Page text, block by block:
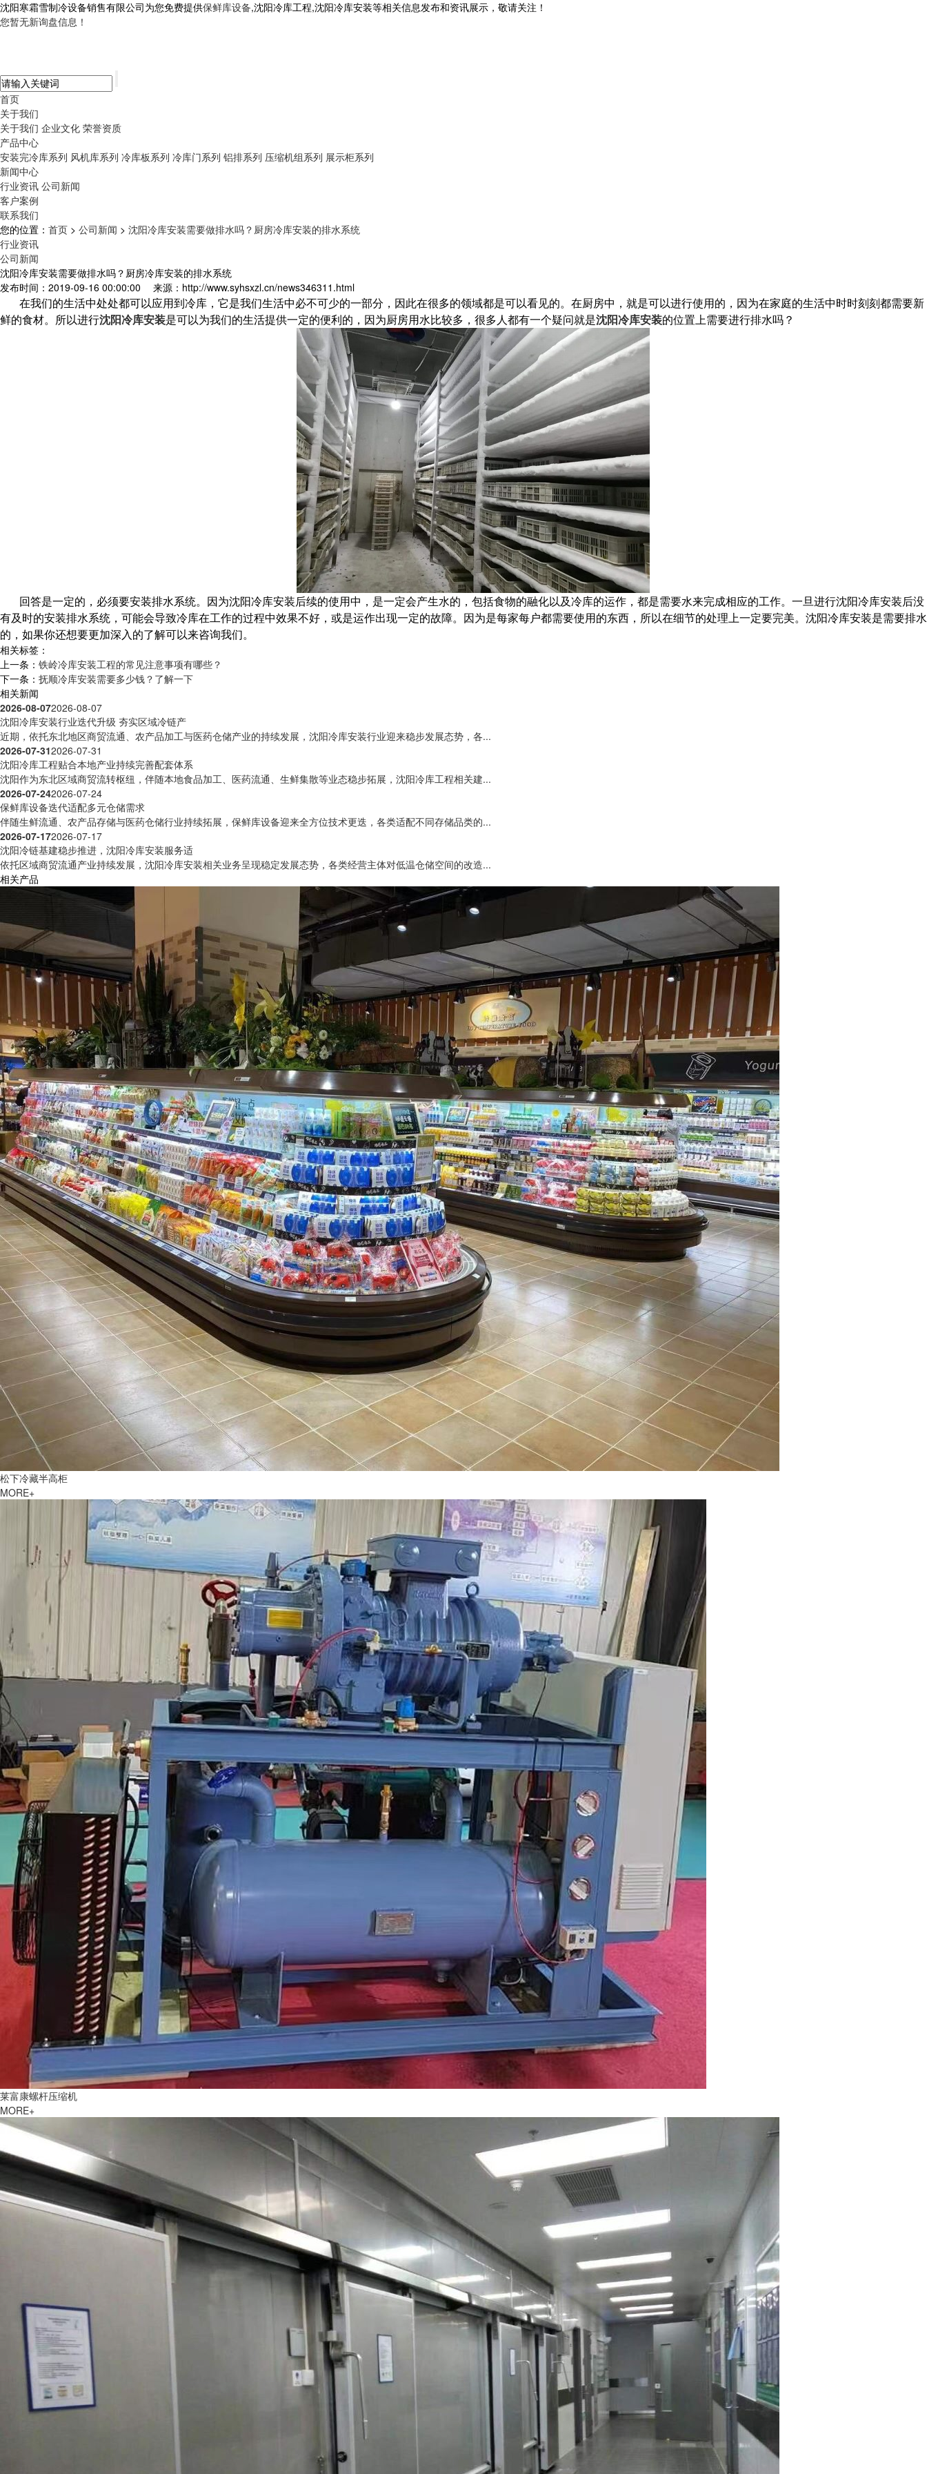
沈阳寒霜雪制冷设备销售有限公司为您免费提供保鲜库设备,沈阳冷库工程,沈阳冷库安装等相关信息发布和资讯展示，敬请关注！
您暂无新询盘信息！
首页
关于我们
关于我们 企业文化 荣誉资质
产品中心
安装完冷库系列 风机库系列 冷库板系列 冷库门系列 铝排系列 压缩机组系列 展示柜系列
新闻中心
行业资讯 公司新闻
客户案例
联系我们
您的位置： 首页 > 公司新闻 > 沈阳冷库安装需要做排水吗？厨房冷库安装的排水系统
行业资讯
公司新闻
沈阳冷库安装需要做排水吗？厨房冷库安装的排水系统
发布时间：2019-09-16 00:00:00
来源：http://www.syhsxzl.cn/news346311.html
在我们的生活中处处都可以应用到冷库，它是我们生活中必不可少的一部分，因此在很多的领域都是可以看见的。在厨房中，就是可以进行使用的，因为在家庭的生活中时时刻刻都需要新
鲜的食材。所以进行沈阳冷库安装是可以为我们的生活提供一定的便利的，因为厨房用水比较多，很多人都有一个疑问就是沈阳冷库安装的位置上需要进行排水吗？
回答是一定的，必须要安装排水系统。因为沈阳冷库安装后续的使用中，是一定会产生水的，包括食物的融化以及冷库的运作，都是需要水来完成相应的工作。一旦进行沈阳冷库安装后没
有及时的安装排水系统，可能会导致冷库在工作的过程中效果不好，或是运作出现一定的故障。因为是每家每户都需要使用的东西，所以在细节的处理上一定要完美。沈阳冷库安装是需要排水
的，如果你还想要更加深入的了解可以来咨询我们。
相关标签：
上一条： 铁岭冷库安装工程的常见注意事项有哪些？
下一条： 抚顺冷库安装需要多少钱？了解一下
相关新闻
2026-08-072026-08-07
沈阳冷库安装行业迭代升级 夯实区域冷链产
近期，依托东北地区商贸流通、农产品加工与医药仓储产业的持续发展，沈阳冷库安装行业迎来稳步发展态势，各...
2026-07-312026-07-31
沈阳冷库工程贴合本地产业持续完善配套体系
沈阳作为东北区域商贸流转枢纽，伴随本地食品加工、医药流通、生鲜集散等业态稳步拓展，沈阳冷库工程相关建...
2026-07-242026-07-24
保鲜库设备迭代适配多元仓储需求
伴随生鲜流通、农产品存储与医药仓储行业持续拓展，保鲜库设备迎来全方位技术更迭，各类适配不同存储品类的...
2026-07-172026-07-17
沈阳冷链基建稳步推进，沈阳冷库安装服务适
依托区域商贸流通产业持续发展，沈阳冷库安装相关业务呈现稳定发展态势，各类经营主体对低温仓储空间的改造...
相关产品
松下冷藏半高柜
MORE+
莱富康螺杆压缩机
MORE+